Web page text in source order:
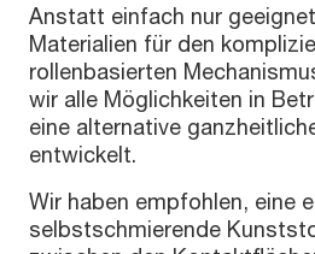
Anstatt einfach nur
Materialien für den
rollenbasierten
wir alle Möglichkeiten in
eine alternative
entwickelt.
Wir haben empfohlen, eine
selbstschmierende